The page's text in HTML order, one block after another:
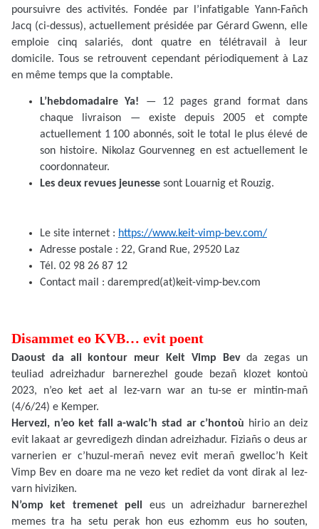
poursuivre des activités. Fondée par l’infatigable Yann-Fañch
Jacq (ci-dessus), actuellement présidée par Gérard Gwenn, elle
emploie cinq salariés, dont quatre en télétravail à leur
domicile. Tous se retrouvent cependant périodiquement à Laz
en même temps que la comptable.
L’hebdomadaire Ya! — 12 pages grand format dans
chaque livraison — existe depuis 2005 et compte
actuellement 1 100 abonnés, soit le total le plus élevé de
son histoire. Nikolaz Gourvenneg en est actuellement le
coordonnateur.
Les deux revues jeunesse sont Louarnig et Rouzig.
Le site internet : https://www.keit-vimp-bev.com/
Adresse postale : 22, Grand Rue, 29520 Laz
Tél. 02 98 26 87 12
Contact mail : darempred(at)keit-vimp-bev.com
Disammet eo KVB… evit poent
Daoust da ali kontour meur Keit Vimp Bevda zegas un
teuliad adreizhadur barnerezhel goude bezañ klozet kontoù
2023, n’eo ket aet al lez-varn war an tu-se er mintin-mañ
(4/6/24) e Kemper.
Hervezi, n’eo ket fall a-walc’h stad ar c’hontoù hirio an deiz
evit lakaat ar gevredigezh dindan adreizhadur. Fiziañs o deus ar
varnerien er c’huzul-merañ nevez evit merañ gwelloc’h Keit
Vimp Bev en doare ma ne vezo ket rediet da vont dirak al lez-
varn hiviziken.
N’omp ket tremenet pell
eus un adreizhadur barnerezhel
memes tra ha setu perak hon eus ezhomm eus ho souten,